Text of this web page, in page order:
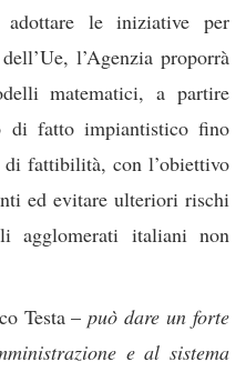
adottare le iniziative per
l’Agenzia proporrà
matematici, a partire
di fatto impiantistico fino
fattibilità, con l’obiettivo
ed evitare ulteriori rischi
agglomerati italiani non
Testa –può dare un forte
e al sistema